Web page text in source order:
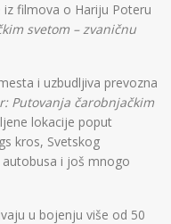
filmova o Hariju Poteru
svetom – zvaničnu
i uzbudljiva prevozna
Putovanja čarobnjačkim
lokacije poput
kros, Svetskog
i još mnogo
u bojenju više od 50